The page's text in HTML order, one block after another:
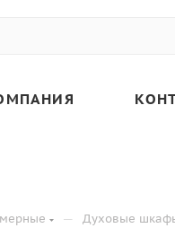
— Духовые